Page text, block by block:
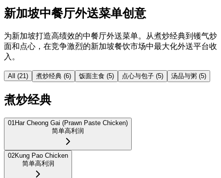
新加坡中餐厅外送菜单创意
为新加坡打造高绩效的中餐厅外送菜单。从煮炒经典到镬气炒
面和点心，在竞争激烈的新加坡餐饮市场中最大化外送平台收
入。
All (21 ) 煮炒经典 (6) 饭面主食 (5) 点心与包子 (5) 汤品与粥 (5)
煮炒经典
01 Har Cheong Gai (Prawn Paste Chicken)
简单高利润
02Kung Pao Chicken
简单高利润